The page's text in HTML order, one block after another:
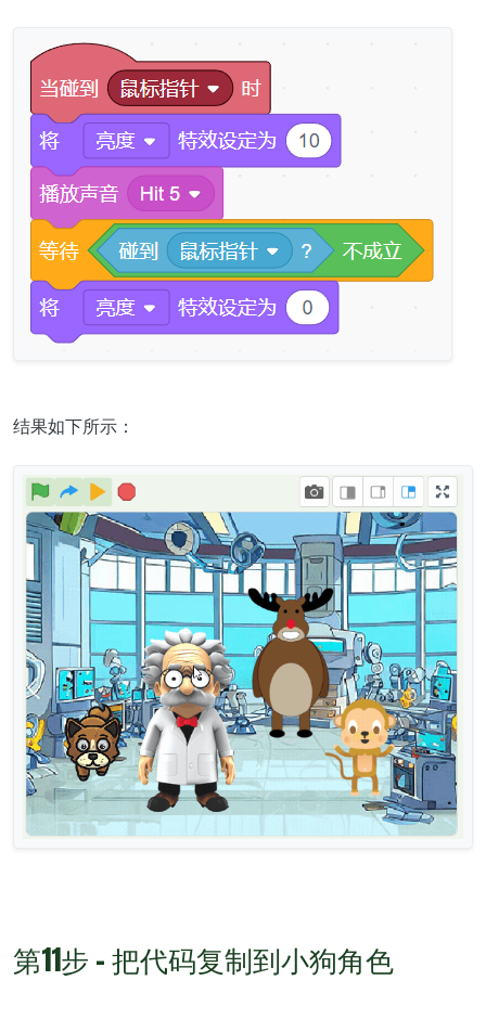
结果如下所示：
第11步 - 把代码复制到小狗角色